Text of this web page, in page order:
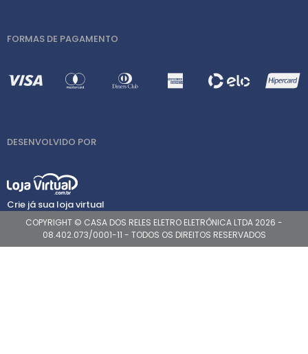
FORMAS DE PAGAMENTO
DESENVOLVIDO POR
Crie já sua loja virtual
COPYRIGHT © CASA DOS RELES ELETRO ELETRÔNICA LTDA 2026 -
08.402.073/0001-11 - TODOS OS DIREITOS RESERVADOS